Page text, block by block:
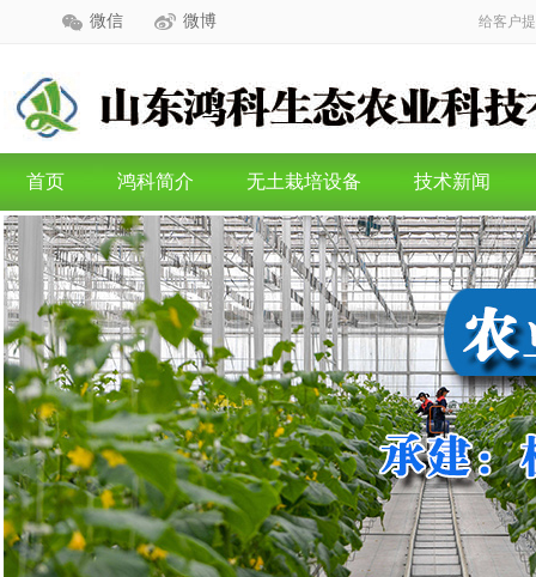
微信 微博 给客户
首页 鸿科简介 无土栽培设备 技术新闻